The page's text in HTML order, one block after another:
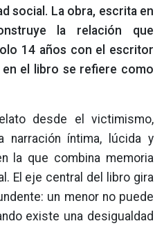
social. La obra, escrita en
la relación que
14 años con el escritor
el libro se refiere como
desde el victimismo,
narración íntima, lúcida y
la que combina memoria
El eje central del libro gira
un menor no puede
existe una desigualdad